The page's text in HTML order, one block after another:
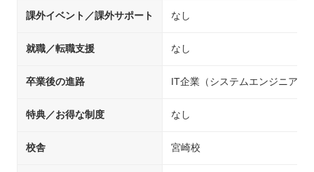
課外イベント／課外サポート なし
就職／転職支援 なし
卒業後の進路 IT企業（システムエンジニア／
特典／お得な制度 なし
校舎 宮崎校